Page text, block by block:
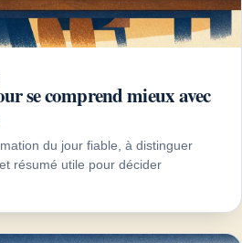
se comprend mieux avec
du jour fiable, à distinguer
résumé utile pour décider